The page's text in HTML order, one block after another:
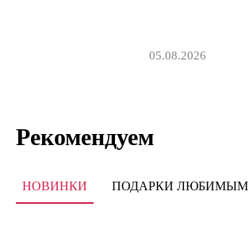
05.08.2026
Рекомендуем
НОВИНКИ ПОДАРКИ ЛЮБИМЫМ